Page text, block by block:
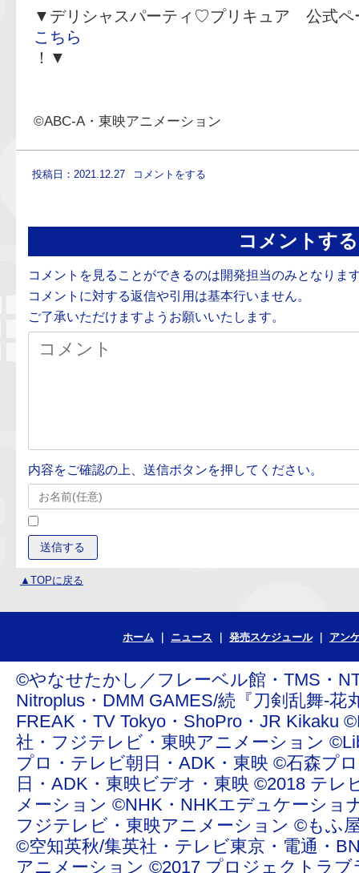
▼デリシャスパーティ♡プリキュア 公式ペ
こちら
！▼
©ABC-A・東映アニメーション
投稿日：2021.12.27 コメントをする
コメントする
コメントを見ることができるのは開発担当のみとなりま
コメントに対する返信や引用は基本行いません。
ご了承いただけますようお願いいたします。
内容をご確認の上、送信ボタンを押してください。
▲TOPに戻る
ホーム ニュース 発売スケジュール アン
©やなせたかし／フレーベル館・TMS・
Nitroplus・DMM GAMES/続『刀剣乱舞-
FREAK・TV Tokyo・ShoPro・JR
社・フジテレビ・東映アニメーション
プロ・テレビ朝日・ADK・東映 ©石森プ
日・ADK・東映ビデオ・東映 ©2018 テ
メーション ©NHK・NHKエデュケーシ
フジテレビ・東映アニメーション ©もふ
©空知英秋/集英社・テレビ東京・電通・
アニメーション ©2017 プロジェクトラ